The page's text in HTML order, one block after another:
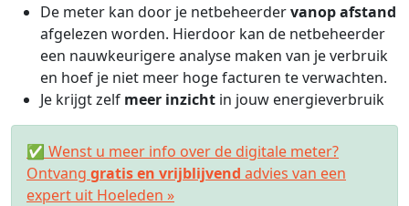
De meter kan door je netbeheerdervanop afstand
afgelezen worden. Hierdoor kan de netbeheerder
een nauwkeurigere analyse maken van je verbruik
en hoef je niet meer hoge facturen te verwachten.
Je krijgt zelf meer inzicht in jouw energieverbruik
✅ Wenst u meer info over de digitale meter?
Ontvang gratis en vrijblijvend advies van een
expert uit Hoeleden »